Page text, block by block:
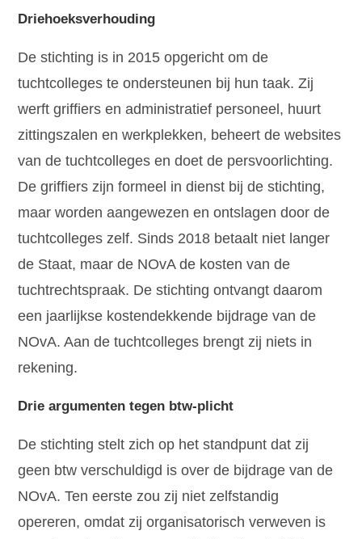
Driehoeksverhouding
De stichting is in 2015 opgericht om de
tuchtcolleges te ondersteunen bij hun taak. Zij
werft griffiers en administratief personeel, huurt
zittingszalen en werkplekken, beheert de websites
van de tuchtcolleges en doet de persvoorlichting.
De griffiers zijn formeel in dienst bij de stichting,
maar worden aangewezen en ontslagen door de
tuchtcolleges zelf. Sinds 2018 betaalt niet langer
de Staat, maar de NOvA de kosten van de
tuchtrechtspraak. De stichting ontvangt daarom
een jaarlijkse kostendekkende bijdrage van de
NOvA. Aan de tuchtcolleges brengt zij niets in
rekening.
Drie argumenten tegen btw-plicht
De stichting stelt zich op het standpunt dat zij
geen btw verschuldigd is over de bijdrage van de
NOvA. Ten eerste zou zij niet zelfstandig
opereren, omdat zij organisatorisch verweven is